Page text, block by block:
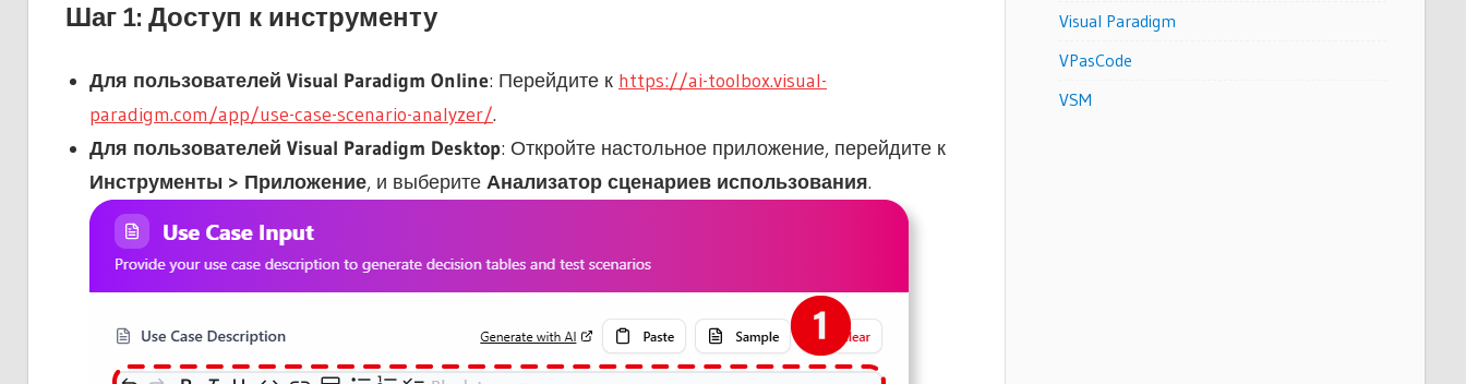
Шаг 1: Доступ к инструменту
Для пользователей Visual Paradigm Online: Перейдите к https://ai-toolbox.visual-
paradigm.com/app/use-case-scenario-analyzer/.
Для пользователей Visual Paradigm Desktop: Откройте настольное приложение, перейдите к
Инструменты > Приложение, и выберите Анализатор сценариев использования.
Visual Paradigm
VPasCode
VSM